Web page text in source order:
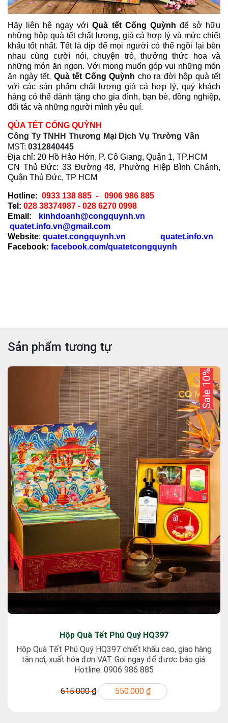
Hãy liên hệ ngay vớiQuà tết Cống Quỳnh để sở hữu
những hộp quà tết chất lượng, giá cả hợp lý và mức chiết
khấu tốt nhất. Tết là dịp để mọi người có thể ngồi lại bên
nhau cùng cười nói, chuyện trò, thưởng thức hoa và
những món ăn ngon. Với mong muốn góp vui những món
ăn ngày tết, Quà tết Cống Quỳnh cho ra đời hộp quà tết
với các sản phẩm chất lượng giá cả hợp lý, quý khách
hàng có thể dành tặng cho gia đình, bạn bè, đồng nghiệp,
đối tác và những người mình yêu quí.
QÙA TẾT CỐNG QUỲNH
Công Ty TNHH Thương Mại Dịch Vụ Trường Vân
MST: 0312840445
Địa chỉ: 20 Hồ Hảo Hớn, P. Cô Giang, Quận 1, TP.HCM
CN Thủ Đức: 33 Đường 48, Phường Hiệp Bình Chánh,
Quận Thủ Đức, TP HCM
Hotline: 0933 138 885 - 0906 986 885
Tel: 028 38374987 - 028 6270 0998
Email:
kinhdoanh@congquynh.vn
quatet.info.vn@gmail.com
Website: quatet.congquynh.vn
quatet.info.vn
Facebook: facebook.com/quatetcongquynh
Sản phẩm tương tự
Sale 10%
Hộp Quà Tết Phú Quý HQ397
Hộp Quà Tết Phú Quý HQ397 chiết khấu cao, giao hàng
tận nơi, xuất hóa đơn VAT. Gọi ngay để được báo giá.
Hotline: 0906 986 885
615.000 ₫ 550.000 ₫